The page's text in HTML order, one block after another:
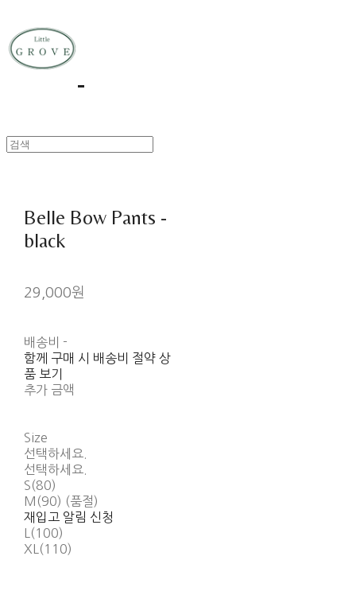
Belle Bow Pants -
black
29,000원
배송비 -
함께 구매 시 배송비 절약 상
품 보기
추가 금액
Size
선택하세요.
선택하세요.
S(80)
M(90) (품절)
재입고 알림 신청
L(100)
XL(110)